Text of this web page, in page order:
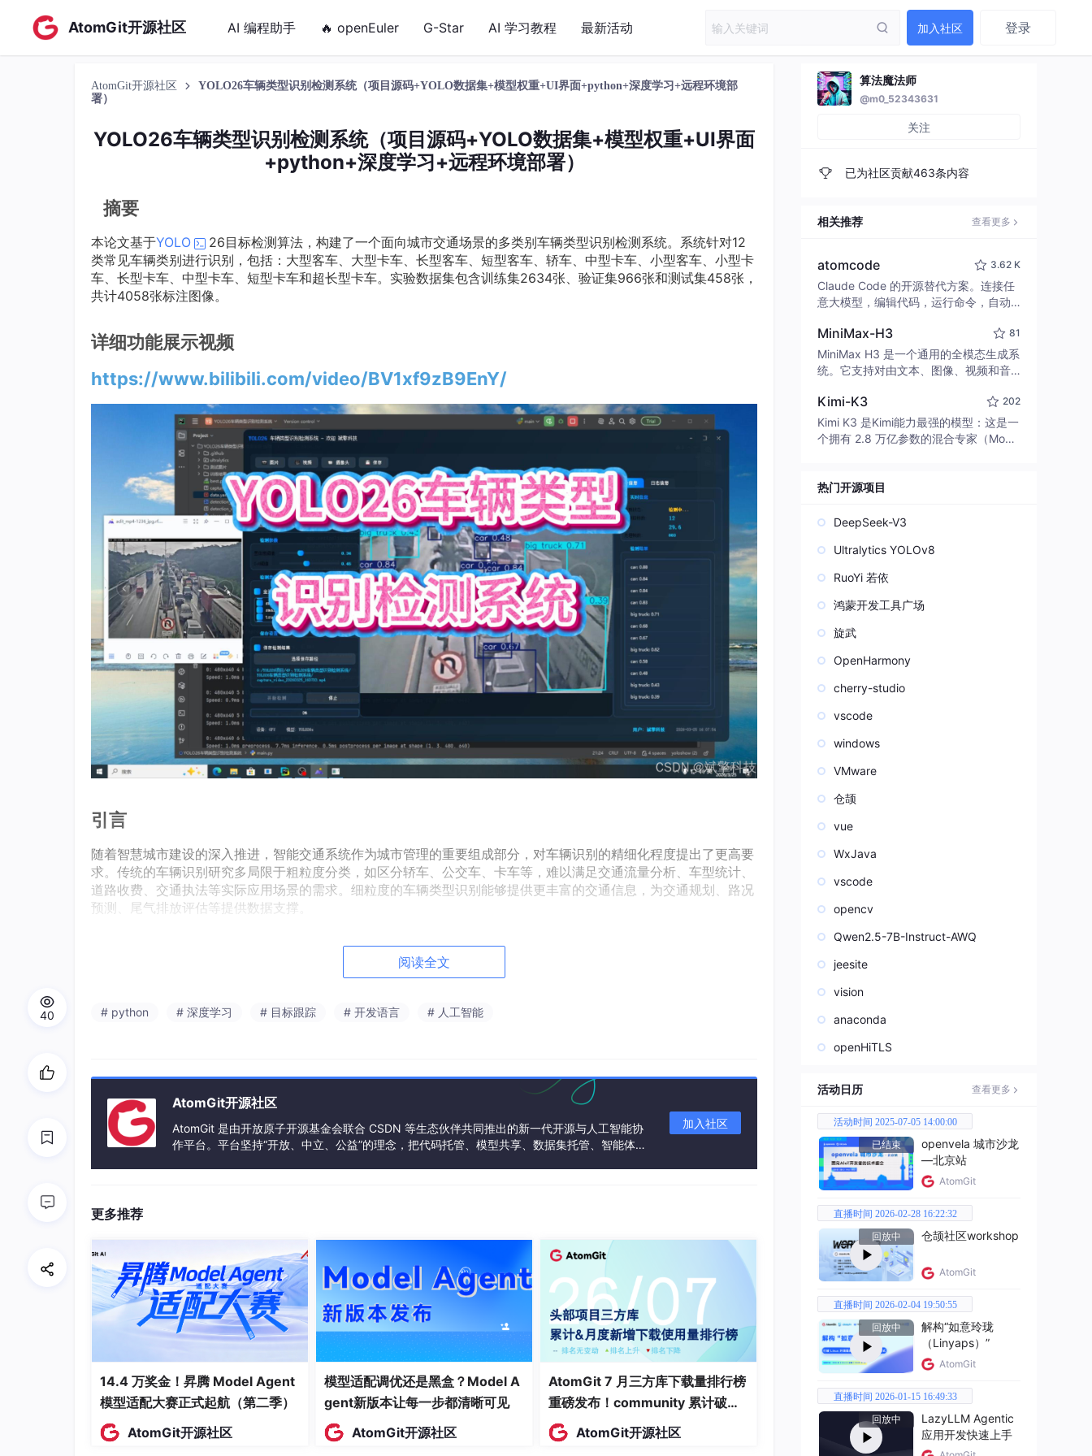
AtomGit开源社区 AI 编程助手 🔥 openEuler G-Star AI 学习教程 最新活动 加入社区 登录
AtomGit开源社区
YOLO26车辆类型识别检测系统（项目源码+YOLO数据集+模型权重+UI界面+python+深度学习+远程环境部
署）
YOLO26车辆类型识别检测系统（项目源码+YOLO数据集+模型权重+UI界面
+python+深度学习+远程环境部署）
摘要
本论文基于YOLO
26目标检测算法，构建了一个面向城市交通场景的多类别车辆类型识别检测系统。系统针对12
类常见车辆类别进行识别，包括：大型客车、大型卡车、长型客车、短型客车、轿车、中型卡车、小型客车、小型卡
车、长型卡车、中型卡车、短型卡车和超长型卡车。实验数据集包含训练集2634张、验证集966张和测试集458张，
共计4058张标注图像。
详细功能展示视频
https://www.bilibili.com/video/BV1xf9zB9EnY/
引言
随着智慧城市建设的深入推进，智能交通系统作为城市管理的重要组成部分，对车辆识别的精细化程度提出了更高要
求。传统的车辆识别研究多局限于粗粒度分类，如区分轿车、公交车、卡车等，难以满足交通流量分析、车型统计、
道路收费、交通执法等实际应用场景的需求。细粒度的车辆类型识别能够提供更丰富的交通信息，为交通规划、路况
预测、尾气排放评估等提供数据支撑。
成为工业界应用最为广泛的目标检测框架之一。YOLO26作为YOLO系列的最新版本，在模型结构、训练策略和推理
效率等方面都进行了优化，更适合处理多类别、细粒度的目标检测任务。
然而，细粒度车辆识别仍面临诸多挑战。首先，不同车辆类型之间存在相似的外观特征，如长型客车与大型客车、不
同长度的卡车等，增加了类别区分的难度。其次，各类别样本分布不均，部分车型在实际道路中出现频率较低，导致
情况和样本分布影响，探讨提升细粒度车辆识别效果的有效方法，为智能交通系统的精细化应用提供技术支撑。
目录
摘要
https://www.bilibili.com/video/BV1xf9zB9EnY/
引言
功能模块
1、用户管理模块
2、界面与交互模块
4、检测参数配置模块
5、YOLO检测核心模块
阅读全文
# python # 深度学习 # 目标跟踪 # 开发语言 # 人工智能
AtomGit开源社区
AtomGit 是由开放原子开源基金会联合 CSDN 等生态伙伴共同推出的新一代开源与人工智能协
作平台。平台坚持“开放、中立、公益”的理念，把代码托管、模型共享、数据集托管、智能体开
加入社区
更多推荐
14.4 万奖金！昇腾 Model Agent
模型适配大赛正式起航（第二季）
AtomGit开源社区
模型适配调优还是黑盒？Model A
gent新版本让每一步都清晰可见
AtomGit开源社区
AtomGit 7 月三方库下载量排行榜
重磅发布！community 累计破百
万断层领跑，Chromium 组件全
面霸榜
AtomGit开源社区
40
算法魔法师
@m0_52343631
关注
已为社区贡献463条内容
相关推荐 查看更多
atomcode 3.62 K
Claude Code 的开源替代方案。连接任
意大模型，编辑代码，运行命令，自动
致性能。 ｜ An open-source alternativ
e to Claude Code. Connect any LLM,
edit code, run commands, and verify
MiniMax-H3 81
MiniMax H3 是一个通用的全模态生成系
统。它支持对由文本、图像、视频和音
并能生成分辨率高达 2K、时长可达 15
秒的带原生立体声音频的视频。得益于
面向任务泛化的系统设计，H3 在预训练
模态指令。
Kimi-K3 202
Kimi K3 是Kimi能力最强的模型：这是一
个拥有 2.8 万亿参数的混合专家（Mo
热门开源项目
DeepSeek-V3
Ultralytics YOLOv8
RuoYi 若依
鸿蒙开发工具广场
旋武
OpenHarmony
cherry-studio
vscode
windows
VMware
仓颉
vue
WxJava
vscode
opencv
Qwen2.5-7B-Instruct-AWQ
jeesite
vision
anaconda
openHiTLS
活动日历 查看更多
活动时间 2025-07-05 14:00:00
已结束
openvela 城市沙龙
—北京站
AtomGit
直播时间 2026-02-28 16:22:32
回放中
仓颉社区workshop
AtomGit
直播时间 2026-02-04 19:50:55
回放中
解构“如意玲珑
（Linyaps）”
AtomGit
直播时间 2026-01-15 16:49:33
回放中
LazyLLM Agentic
应用开发快速上手